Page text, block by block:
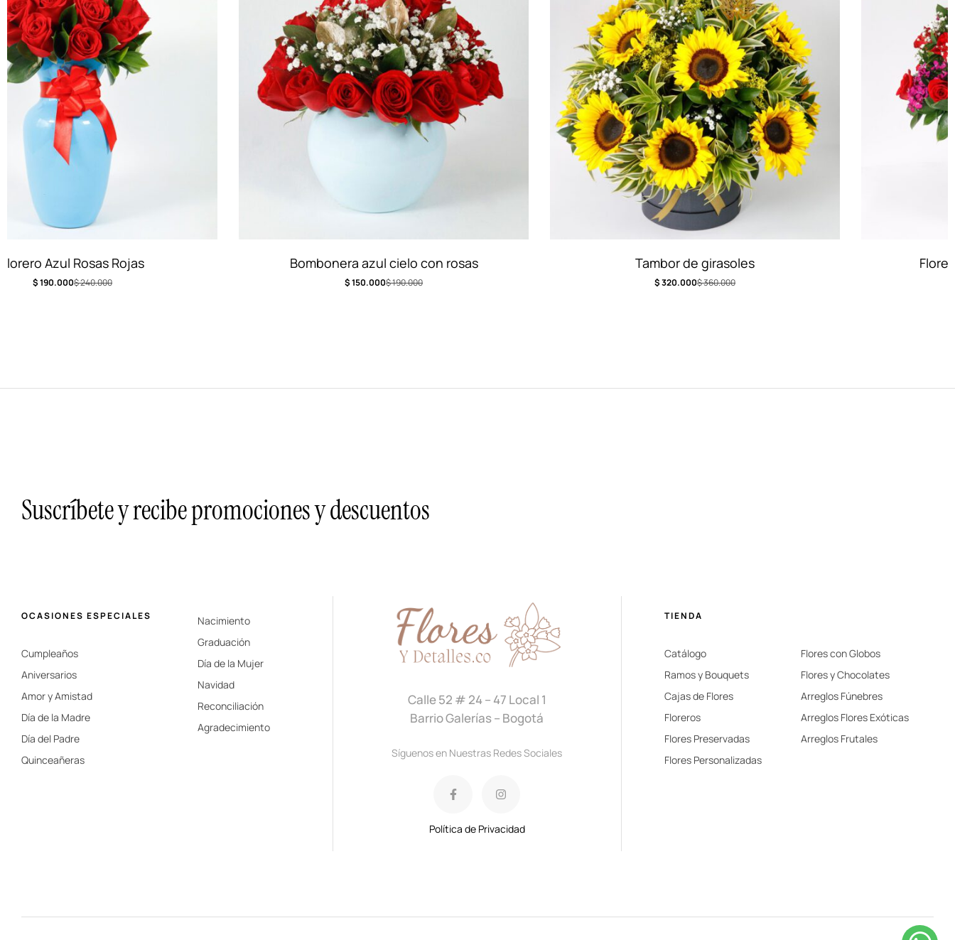
Bombonera azul cielo con rosas Tambor de girasoles Florero Doce Rosas Silvestres
Suscríbete y recibe promociones y descuentos
OCASIONES ESPECIALES
Cumpleaños
Aniversarios
Amor y Amistad
Día de la Madre
Día del Padre
Quinceañeras
Nacimiento
Graduación
Día de la Mujer
Navidad
Reconciliación
Agradecimiento
Calle 52 # 24 – 47 Local 1
Barrio Galerías – Bogotá
Síguenos en Nuestras Redes Sociales
Política de Privacidad
TIENDA
Catálogo
Ramos y Bouquets
Cajas de Flores
Floreros
Flores Preservadas
Flores Personalizadas
Flores con Globos
Flores y Chocolates
Arreglos Fúnebres
Arreglos Flores Exóticas
Arreglos Frutales